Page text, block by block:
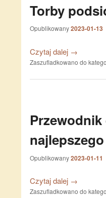
Torby
Opublikowany2023-01-13
Czytaj dalej →
Zaszufladkowano do
Opublikowany2023-01-11
Czytaj dalej →
Zaszufladkowano do